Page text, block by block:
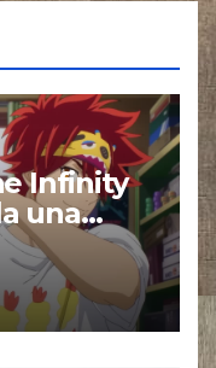
Infinity
una